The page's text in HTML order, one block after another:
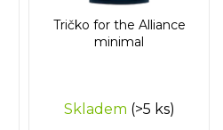
Tričko for the Alliance
minimal
Skladem (>5 ks)